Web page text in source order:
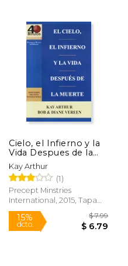
50%
dcto.
Cielo, el Infierno y la
Vida Despues de la
Muerte (6 Semanas
Kay Arthur
(1)
Precept Minstries
International, 2015, Tapa
Blanda, Nuevo